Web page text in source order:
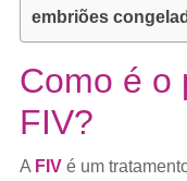
embriões
Como é o
FIV?
A FIV é um